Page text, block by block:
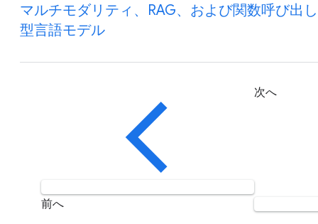
マルチモダリティ、RAG、および関数呼び出
型言語モデル
前へ
次へ